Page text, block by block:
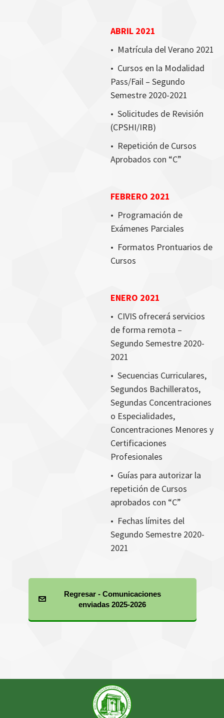
ABRIL 2021
• Matrícula del Verano 2021
• Cursos en la Modalidad
Pass/Fail – Segundo
Semestre 2020-2021
• Solicitudes de Revisión
(CPSHI/IRB)
• Repetición de Cursos
Aprobados con “C”
FEBRERO 2021
• Programación de
Exámenes Parciales
• Formatos Prontuarios de
Cursos
ENERO 2021
• CIVIS ofrecerá servicios
de forma remota –
Segundo Semestre 2020-
2021
• Secuencias Curriculares,
Segundos Bachilleratos,
Segundas Concentraciones
o Especialidades,
Concentraciones Menores y
Certificaciones
Profesionales
• Guías para autorizar la
repetición de Cursos
aprobados con “C”
• Fechas límites del
Segundo Semestre 2020-
2021
Regresar - Comunicaciones
enviadas 2025-2026